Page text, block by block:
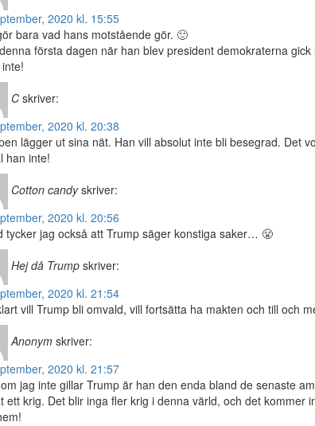
2020 kl. 15:55
bara vad hans motstående gör. 🙂
första dagen när han blev president demokraterna
C skriver:
2020 kl. 20:38
lägger ut sina nät. Han vill absolut inte bli besegrad. Det
han inte!
Cotton candy skriver:
2020 kl. 20:56
tycker jag också att Trump säger konstiga saker… 😤
Hej då Trump skriver:
2020 kl. 21:54
vill Trump bli omvald, vill fortsätta ha makten och till och
Anonym skriver:
2020 kl. 21:57
jag inte gillar Trump är han den enda bland de senaste
ett krig. Det blir inga fler krig i denna värld, och det kommer